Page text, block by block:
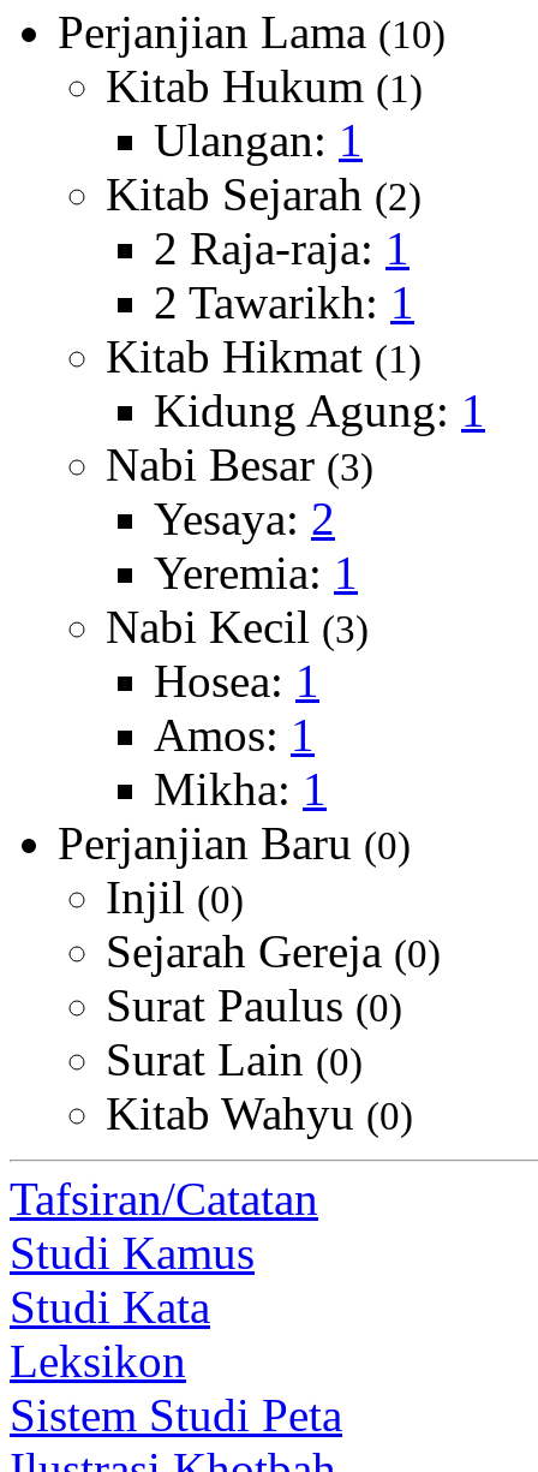
Perjanjian Lama (10)
Kitab Hukum (1)
Ulangan: 1
Kitab Sejarah (2)
2 Raja-raja: 1
2 Tawarikh: 1
Kitab Hikmat (1)
Kidung Agung: 1
Nabi Besar (3)
Yesaya: 2
Yeremia: 1
Nabi Kecil (3)
Hosea: 1
Amos: 1
Mikha: 1
Perjanjian Baru (0)
Injil (0)
Sejarah Gereja (0)
Surat Paulus (0)
Surat Lain (0)
Kitab Wahyu (0)
Tafsiran/Catatan
Studi Kamus
Studi Kata
Leksikon
Sistem Studi Peta